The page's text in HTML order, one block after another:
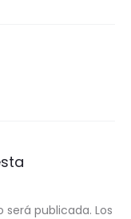
será publicada. Los